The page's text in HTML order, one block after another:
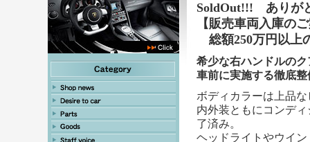
SoldOut!!! ありが
【販売車両入庫の
総額250万円 以上
希少な右ハンドルの
車前に実施する徹底
ボディカラーは上品
内外装ともにコンデ
了済み。
ヘッドライトやウイ